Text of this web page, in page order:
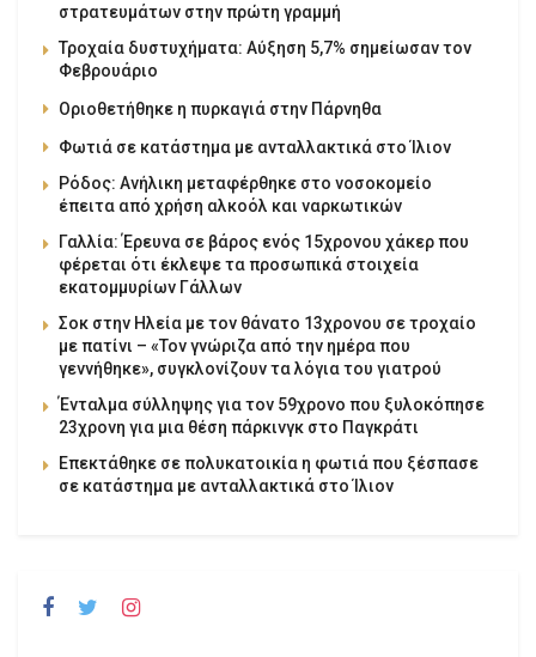
στρατευμάτων στην πρώτη γραμμή
Τροχαία δυστυχήματα: Αύξηση 5,7% σημείωσαν τον
Φεβρουάριο
Οριοθετήθηκε η πυρκαγιά στην Πάρνηθα
Φωτιά σε κατάστημα με ανταλλακτικά στο Ίλιον
Ρόδος: Ανήλικη μεταφέρθηκε στο νοσοκομείο
έπειτα από χρήση αλκοόλ και ναρκωτικών
Γαλλία: Έρευνα σε βάρος ενός 15χρονου χάκερ που
φέρεται ότι έκλεψε τα προσωπικά στοιχεία
εκατομμυρίων Γάλλων
Σοκ στην Ηλεία με τον θάνατο 13χρονου σε τροχαίο
με πατίνι – «Τον γνώριζα από την ημέρα που
γεννήθηκε», συγκλονίζουν τα λόγια του γιατρού
Ένταλμα σύλληψης για τον 59χρονο που ξυλοκόπησε
23χρονη για μια θέση πάρκινγκ στο Παγκράτι
Επεκτάθηκε σε πολυκατοικία η φωτιά που ξέσπασε
σε κατάστημα με ανταλλακτικά στο Ίλιον